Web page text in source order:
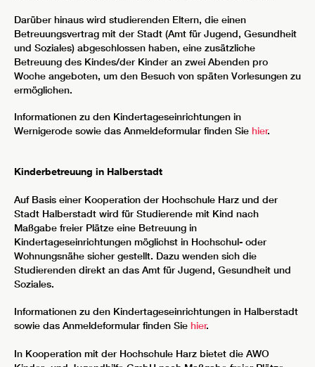
Darüber hinaus wird studierenden Eltern, die einen
Betreuungsvertrag mit der Stadt (Amt für Jugend, Gesundheit
und Soziales) abgeschlossen haben, eine zusätzliche
Betreuung des Kindes/der Kinder an zwei Abenden pro
Woche angeboten, um den Besuch von späten Vorlesungen zu
ermöglichen.
Informationen zu den Kindertageseinrichtungen in
Wernigerode sowie das Anmeldeformular finden Sie hier.
Kinderbetreuung in Halberstadt
Auf Basis einer Kooperation der Hochschule Harz und der
Stadt Halberstadt wird für Studierende mit Kind nach
Maßgabe freier Plätze eine Betreuung in
Kindertageseinrichtungen möglichst in Hochschul- oder
Wohnungsnähe sicher gestellt. Dazu wenden sich die
Studierenden direkt an das Amt für Jugend, Gesundheit und
Soziales.
Informationen zu den Kindertageseinrichtungen in Halberstadt
sowie das Anmeldeformular finden Sie hier.
In Kooperation mit der Hochschule Harz bietet die AWO